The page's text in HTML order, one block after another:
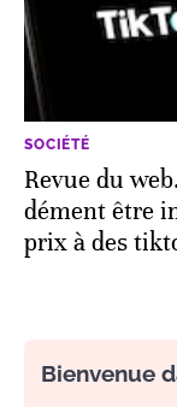
SOCIÉTÉ
Revue du
dément être
prix à des
Bienvenue